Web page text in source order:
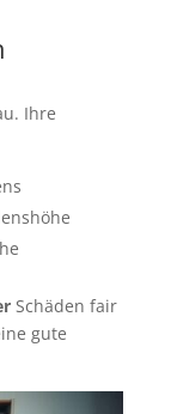
Ihre
Schäden fair
gute